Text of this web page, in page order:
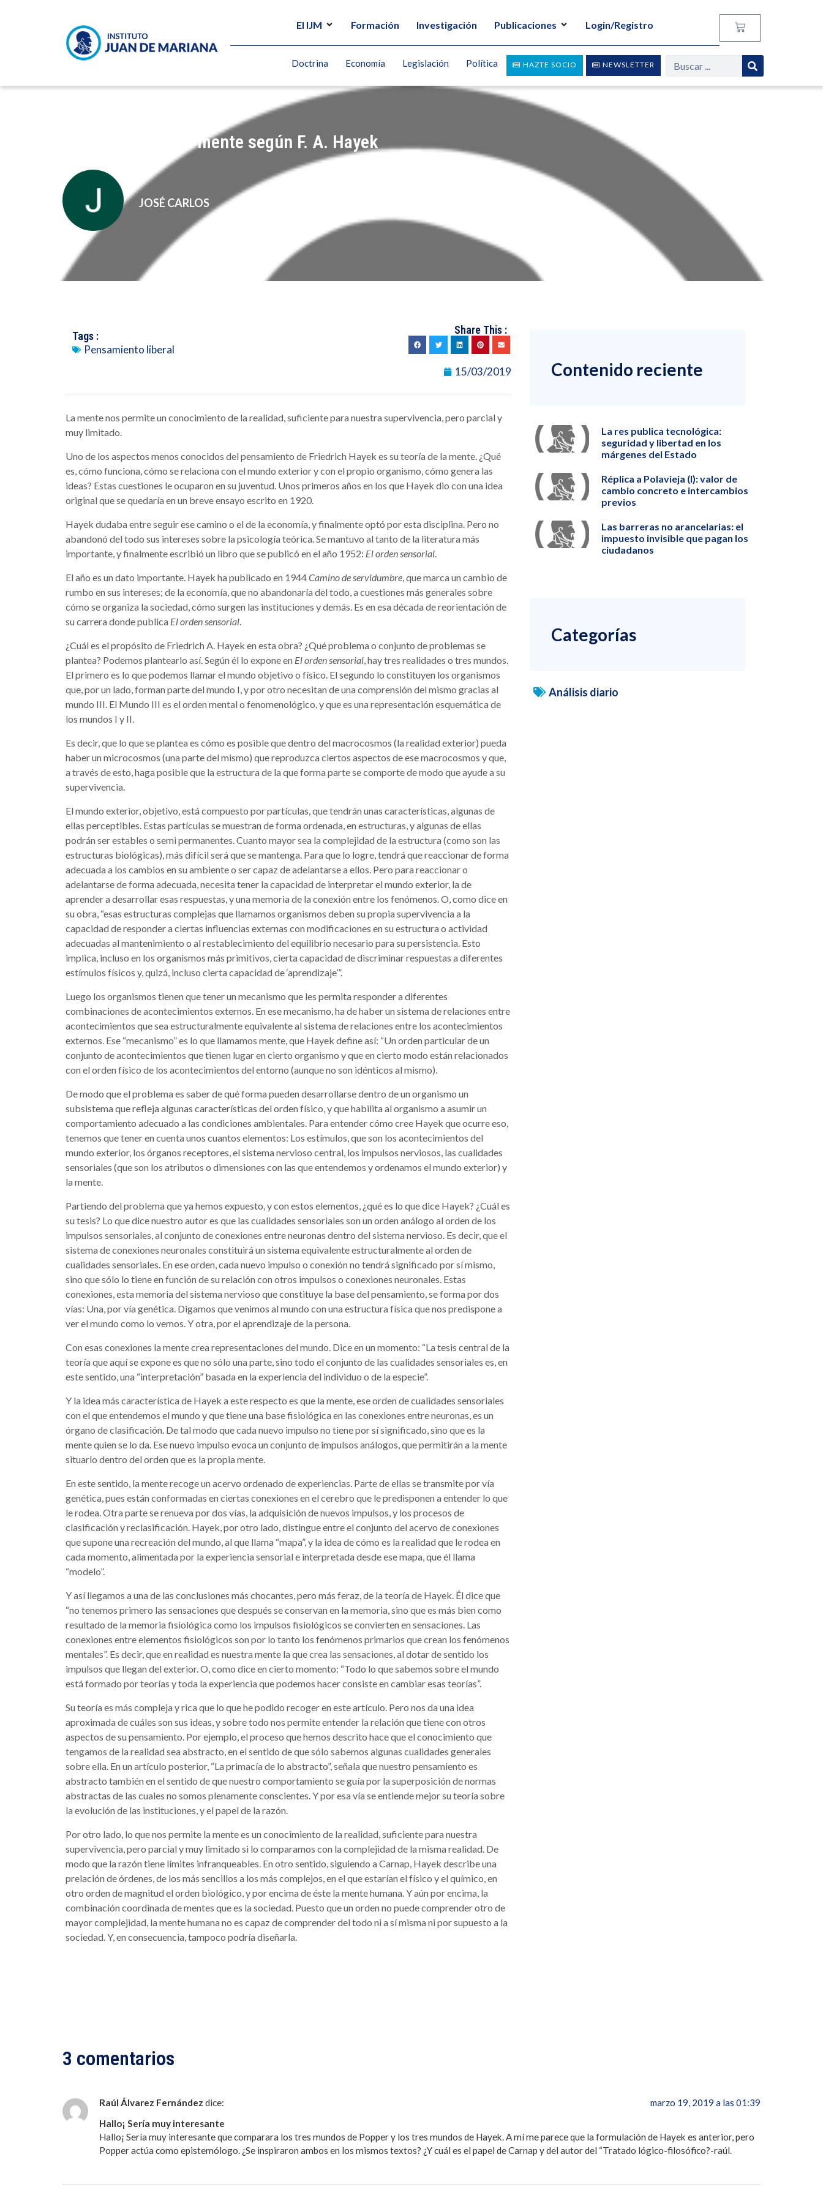
El IJM Formación Investigación Publicaciones Login/Registro
NEWSLETTER
HAZTE SOCIO
Doctrina Economía Legislación Política
Cómo funciona la mente según F. A. Hayek
JOSÉ CARLOS
Tags :
Pensamiento liberal
Share This :
15/03/2019
La mente nos permite un conocimiento de la realidad, suficiente para nuestra supervivencia, pero parcial y
muy limitado.
Uno de los aspectos menos conocidos del pensamiento de Friedrich Hayek es su teoría de la mente. ¿Qué
es, cómo funciona, cómo se relaciona con el mundo exterior y con el propio organismo, cómo genera las
ideas? Estas cuestiones le ocuparon en su juventud. Unos primeros años en los que Hayek dio con una idea
original que se quedaría en un breve ensayo escrito en 1920.
Hayek dudaba entre seguir ese camino o el de la economía, y finalmente optó por esta disciplina. Pero no
abandonó del todo sus intereses sobre la psicología teórica. Se mantuvo al tanto de la literatura más
importante, y finalmente escribió un libro que se publicó en el año 1952: El orden sensorial.
El año es un dato importante. Hayek ha publicado en 1944Camino de servidumbre, que marca un cambio de
rumbo en sus intereses; de la economía, que no abandonaría del todo, a cuestiones más generales sobre
cómo se organiza la sociedad, cómo surgen las instituciones y demás. Es en esa década de reorientación de
su carrera donde publica El orden sensorial.
¿Cuál es el propósito de Friedrich A. Hayek en esta obra? ¿Qué problema o conjunto de problemas se
plantea? Podemos plantearlo así. Según él lo expone en El orden sensorial, hay tres realidades o tres mundos.
El primero es lo que podemos llamar el mundo objetivo o físico. El segundo lo constituyen los organismos
que, por un lado, forman parte del mundo I, y por otro necesitan de una comprensión del mismo gracias al
mundo III. El Mundo III es el orden mental o fenomenológico, y que es una representación esquemática de
los mundos I y II.
Es decir, que lo que se plantea es cómo es posible que dentro del macrocosmos (la realidad exterior) pueda
haber un microcosmos (una parte del mismo) que reproduzca ciertos aspectos de ese macrocosmos y que,
a través de esto, haga posible que la estructura de la que forma parte se comporte de modo que ayude a su
supervivencia.
El mundo exterior, objetivo, está compuesto por partículas, que tendrán unas características, algunas de
ellas perceptibles. Estas partículas se muestran de forma ordenada, en estructuras, y algunas de ellas
podrán ser estables o semi permanentes. Cuanto mayor sea la complejidad de la estructura (como son las
estructuras biológicas), más difícil será que se mantenga. Para que lo logre, tendrá que reaccionar de forma
adecuada a los cambios en su ambiente o ser capaz de adelantarse a ellos. Pero para reaccionar o
adelantarse de forma adecuada, necesita tener la capacidad de interpretar el mundo exterior, la de
aprender a desarrollar esas respuestas, y una memoria de la conexión entre los fenómenos. O, como dice en
su obra, “esas estructuras complejas que llamamos organismos deben su propia supervivencia a la
capacidad de responder a ciertas influencias externas con modificaciones en su estructura o actividad
adecuadas al mantenimiento o al restablecimiento del equilibrio necesario para su persistencia. Esto
implica, incluso en los organismos más primitivos, cierta capacidad de discriminar respuestas a diferentes
estímulos físicos y, quizá, incluso cierta capacidad de ‘aprendizaje’”.
Luego los organismos tienen que tener un mecanismo que les permita responder a diferentes
combinaciones de acontecimientos externos. En ese mecanismo, ha de haber un sistema de relaciones entre
acontecimientos que sea estructuralmente equivalente al sistema de relaciones entre los acontecimientos
externos. Ese “mecanismo” es lo que llamamos mente, que Hayek define así: “Un orden particular de un
conjunto de acontecimientos que tienen lugar en cierto organismo y que en cierto modo están relacionados
con el orden físico de los acontecimientos del entorno (aunque no son idénticos al mismo).
De modo que el problema es saber de qué forma pueden desarrollarse dentro de un organismo un
subsistema que refleja algunas características del orden físico, y que habilita al organismo a asumir un
comportamiento adecuado a las condiciones ambientales. Para entender cómo cree Hayek que ocurre eso,
tenemos que tener en cuenta unos cuantos elementos: Los estímulos, que son los acontecimientos del
mundo exterior, los órganos receptores, el sistema nervioso central, los impulsos nerviosos, las cualidades
sensoriales (que son los atributos o dimensiones con las que entendemos y ordenamos el mundo exterior) y
la mente.
Partiendo del problema que ya hemos expuesto, y con estos elementos, ¿qué es lo que dice Hayek? ¿Cuál es
su tesis? Lo que dice nuestro autor es que las cualidades sensoriales son un orden análogo al orden de los
impulsos sensoriales, al conjunto de conexiones entre neuronas dentro del sistema nervioso. Es decir, que el
sistema de conexiones neuronales constituirá un sistema equivalente estructuralmente al orden de
cualidades sensoriales. En ese orden, cada nuevo impulso o conexión no tendrá significado por sí mismo,
sino que sólo lo tiene en función de su relación con otros impulsos o conexiones neuronales. Estas
conexiones, esta memoria del sistema nervioso que constituye la base del pensamiento, se forma por dos
vías: Una, por vía genética. Digamos que venimos al mundo con una estructura física que nos predispone a
ver el mundo como lo vemos. Y otra, por el aprendizaje de la persona.
Con esas conexiones la mente crea representaciones del mundo. Dice en un momento: “La tesis central de la
teoría que aquí se expone es que no sólo una parte, sino todo el conjunto de las cualidades sensoriales es, en
este sentido, una “interpretación” basada en la experiencia del individuo o de la especie”.
Y la idea más característica de Hayek a este respecto es que la mente, ese orden de cualidades sensoriales
con el que entendemos el mundo y que tiene una base fisiológica en las conexiones entre neuronas, es un
órgano de clasificación. De tal modo que cada nuevo impulso no tiene por sí significado, sino que es la
mente quien se lo da. Ese nuevo impulso evoca un conjunto de impulsos análogos, que permitirán a la mente
situarlo dentro del orden que es la propia mente.
En este sentido, la mente recoge un acervo ordenado de experiencias. Parte de ellas se transmite por vía
genética, pues están conformadas en ciertas conexiones en el cerebro que le predisponen a entender lo que
le rodea. Otra parte se renueva por dos vías, la adquisición de nuevos impulsos, y los procesos de
clasificación y reclasificación. Hayek, por otro lado, distingue entre el conjunto del acervo de conexiones
que supone una recreación del mundo, al que llama “mapa”, y la idea de cómo es la realidad que le rodea en
cada momento, alimentada por la experiencia sensorial e interpretada desde ese mapa, que él llama
“modelo”.
Y así llegamos a una de las conclusiones más chocantes, pero más feraz, de la teoría de Hayek. Él dice que
“no tenemos primero las sensaciones que después se conservan en la memoria, sino que es más bien como
resultado de la memoria fisiológica como los impulsos fisiológicos se convierten en sensaciones. Las
conexiones entre elementos fisiológicos son por lo tanto los fenómenos primarios que crean los fenómenos
mentales”. Es decir, que en realidad es nuestra mente la que crea las sensaciones, al dotar de sentido los
impulsos que llegan del exterior. O, como dice en cierto momento: “Todo lo que sabemos sobre el mundo
está formado por teorías y toda la experiencia que podemos hacer consiste en cambiar esas teorías”.
Su teoría es más compleja y rica que lo que he podido recoger en este artículo. Pero nos da una idea
aproximada de cuáles son sus ideas, y sobre todo nos permite entender la relación que tiene con otros
aspectos de su pensamiento. Por ejemplo, el proceso que hemos descrito hace que el conocimiento que
tengamos de la realidad sea abstracto, en el sentido de que sólo sabemos algunas cualidades generales
sobre ella. En un artículo posterior, “La primacía de lo abstracto”, señala que nuestro pensamiento es
abstracto también en el sentido de que nuestro comportamiento se guía por la superposición de normas
abstractas de las cuales no somos plenamente conscientes. Y por esa vía se entiende mejor su teoría sobre
la evolución de las instituciones, y el papel de la razón.
Por otro lado, lo que nos permite la mente es un conocimiento de la realidad, suficiente para nuestra
supervivencia, pero parcial y muy limitado si lo comparamos con la complejidad de la misma realidad. De
modo que la razón tiene límites infranqueables. En otro sentido, siguiendo a Carnap, Hayek describe una
prelación de órdenes, de los más sencillos a los más complejos, en el que estarían el físico y el químico, en
otro orden de magnitud el orden biológico, y por encima de éste la mente humana. Y aún por encima, la
combinación coordinada de mentes que es la sociedad. Puesto que un orden no puede comprender otro de
mayor complejidad, la mente humana no es capaz de comprender del todo ni a sí misma ni por supuesto a la
sociedad. Y, en consecuencia, tampoco podría diseñarla.
Contenido reciente
La res publica tecnológica:
seguridad y libertad en los
márgenes del Estado
Réplica a Polavieja (I): valor de
cambio concreto e intercambios
previos
Las barreras no arancelarias: el
impuesto invisible que pagan los
ciudadanos
Categorías
Análisis diario
3 comentarios
Raúl Álvarez Fernández dice:
marzo 19, 2019 a las 01:39
Hallo¡ Sería muy interesante
Hallo¡ Sería muy interesante que comparara los tres mundos de Popper y los tres mundos de Hayek. A mí me parece que la formulación de Hayek es anterior, pero
Popper actúa como epistemólogo. ¿Se inspiraron ambos en los mismos textos? ¿Y cuál es el papel de Carnap y del autor del “Tratado lógico-filosófico?-raúl.